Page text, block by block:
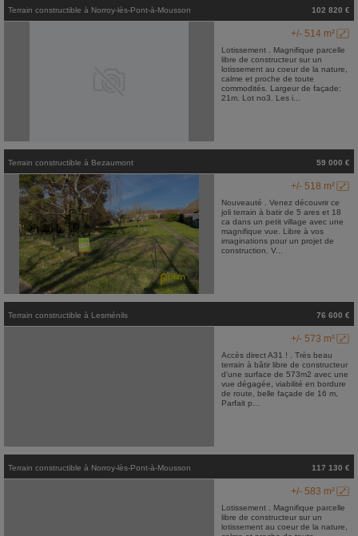
Terrain constructible à Norroy-lès-Pont-à-Mousson 102 820 €
+/- 514 m²
Lotissement . Magnifique parcelle
libre de constructeur sur un
lotissement au coeur de la nature,
calme et proche de toute
commodités. Largeur de façade:
21m. Lot no3. Les i...
Terrain constructible à Bezaumont 59 000 €
+/- 518 m²
Nouveauté . Venez découvrir ce
joli terrain à batir de 5 ares et 18
ca dans un petit village avec une
magnifique vue. Libre à vos
imaginations pour un projet de
construction. V...
Terrain constructible à Lesménils 76 600 €
+/- 573 m²
Accès direct A31 ! . Très beau
terrain à bâtir libre de constructeur
d'une surface de 573m2 avec une
vue dégagée, viabilité en bordure
de route, belle façade de 16 m,
Parfait p...
Terrain constructible à Norroy-lès-Pont-à-Mousson 117 130 €
+/- 583 m²
Lotissement . Magnifique parcelle
libre de constructeur sur un
lotissement au coeur de la nature,